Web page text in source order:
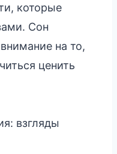
которые
Сон
на то,
ценить
взгляды